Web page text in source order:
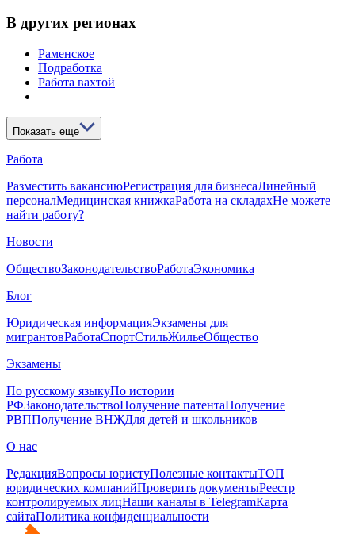
В других регионах
Раменское
Подработка
Работа вахтой
Показать еще
Работа
Разместить вакансиюРегистрация для бизнесаЛинейный
персоналМедицинская книжкаРабота на складахНе можете
найти работу?
Новости
ОбществоЗаконодательствоРаботаЭкономика
Блог
Юридическая информацияЭкзамены для
мигрантовРаботаСпортСтильЖильеОбщество
Экзамены
По русскому языкуПо истории
РФЗаконодательствоПолучение патентаПолучение
РВППолучение ВНЖДля детей и школьников
О нас
РедакцияВопросы юристуПолезные контактыТОП
юридических компанийПроверить документыРеестр
контролируемых лицНаши каналы в TelegramКарта
сайтаПолитика конфиденциальности